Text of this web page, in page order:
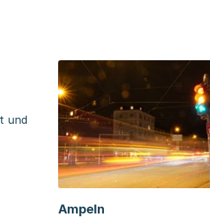
und
Ampeln